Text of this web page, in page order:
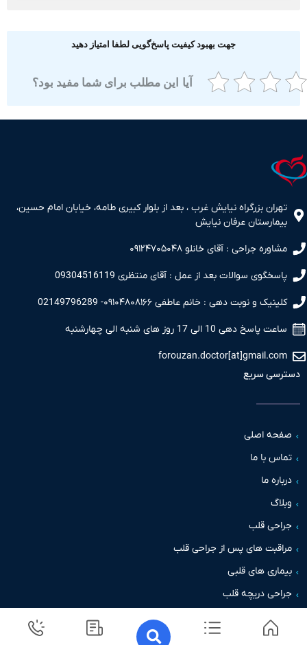
جهت بهبود کیفیت پاسخ‌گویی لطفا امتیاز دهید
آیا این مطلب برای شما مفید بود؟
بزرگراه نیایش غرب ، بعد از بلوار کبیری طامه، خیابان امام حسین،
عرفان نیایش
جراحی : آقای خانلو ۰۹۱۲۴۷۰۵۰۴۸
سوالات بعد از عمل : آقای منتظری 09304516119
و نوبت دهی : خانم عاطفی ۰۹۱۰۴۸۰۸۱۶۶- 02149796289
دهی 10 الی 17 روز های شنبه الی چهارشنبه
سریع
اصلی
با ما
ما
قلب
های پس از جراحی قلب
های قلبی
دریچه قلب